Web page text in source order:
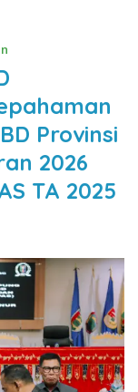
Provinsi
2026
TA 2025